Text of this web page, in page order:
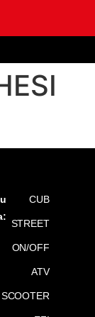
CUB
STREET
ON/OFF
ATV
SCOOTER